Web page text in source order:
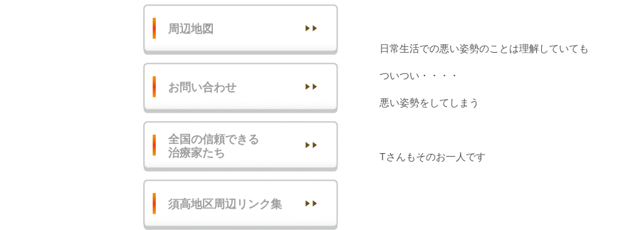
日常生活での悪い姿勢のことは理解していても
ついつい・・・・
悪い姿勢をしてしまう
Tさんもそのお一人です
周辺地図
お問い合わせ
全国の信頼できる
治療家たち
須高地区周辺リンク集